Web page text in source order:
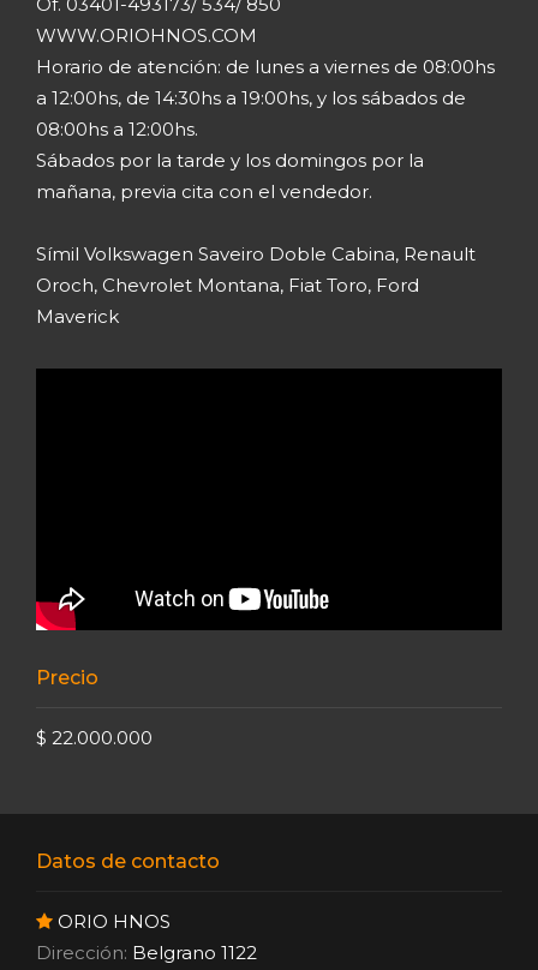
WWW.ORIOHNOS.COM
Horario de atención: de lunes a viernes de 08:00hs
a 12:00hs, de 14:30hs a 19:00hs, y los sábados de
08:00hs a 12:00hs.
Sábados por la tarde y los domingos por la
mañana, previa cita con el vendedor.
Símil Volkswagen Saveiro Doble Cabina, Renault
Oroch, Chevrolet Montana, Fiat Toro, Ford
Maverick
Precio
$ 22.000.000
Datos de contacto
ORIO HNOS
Dirección: Belgrano 1122